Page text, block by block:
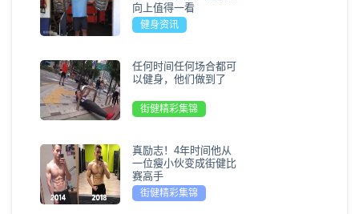
向上值得一看
健身资讯
任何时间任何场合都可
以健身，他们做到了
街健精彩集锦
真励志！4年时间他从
一位瘦小伙变成街健比
赛高手
街健精彩集锦